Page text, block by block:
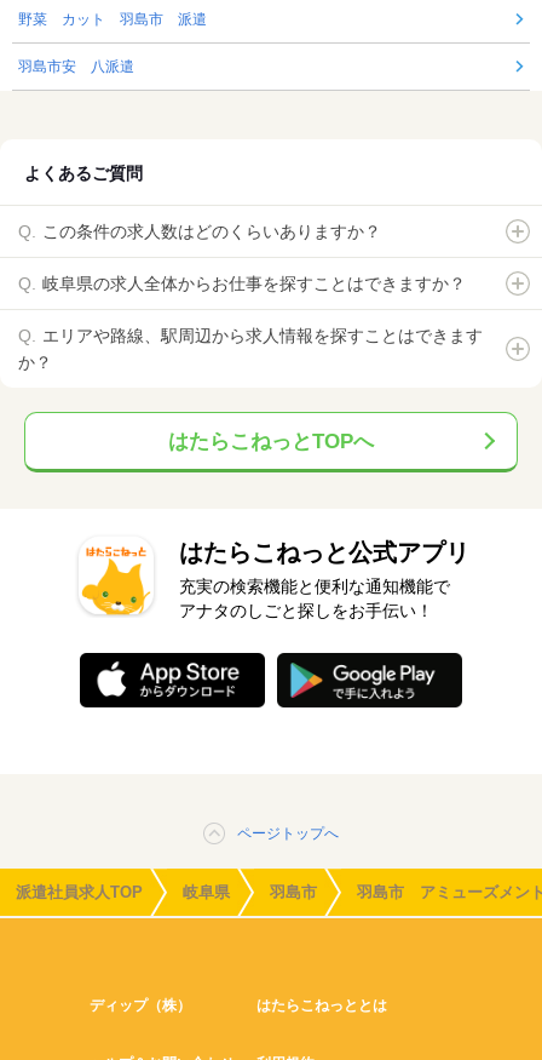
野菜 カット 羽島市 派遣
羽島市安 八派遣
よくあるご質問
この条件の求人数はどのくらいありますか？
岐阜県の求人全体からお仕事を探すことはできますか？
エリアや路線、駅周辺から求人情報を探すことはできます
か？
はたらこねっとTOPへ
はたらこねっと公式アプリ
充実の検索機能と便利な通知機能で
アナタのしごと探しをお手伝い！
ページトップへ
派遣社員求人TOP 岐阜県 羽島市 羽島市 アミューズメン
ディップ（株） はたらこねっととは